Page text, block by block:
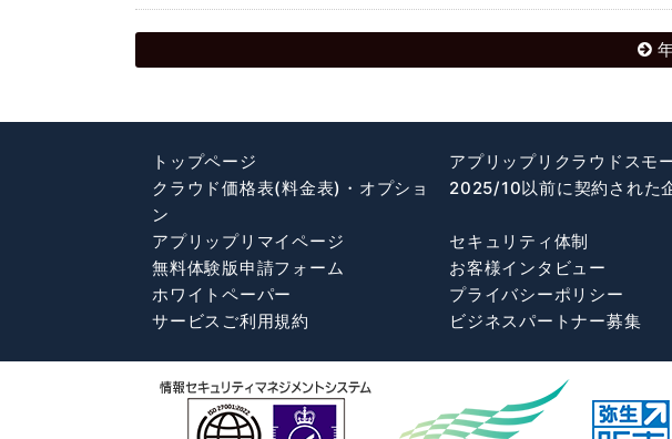
トップページ アプリップリクラウドスモ
クラウド価格表(料金表)・オプショ
ン
2025/10以前に契約された
アプリップリマイページ セキュリティ体制
無料体験版申請フォーム
お客様インタビュー
ホワイトペーパー
プライバシーポリシー
サービスご利用規約
ビジネスパートナー募集